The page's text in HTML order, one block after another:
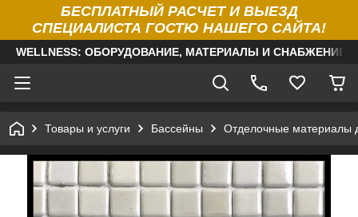
БЕСПЛАТНЫЙ РАСЧЕТ И ВЫЕЗД
СПЕЦИАЛИСТА ГОСТЮ НАШЕГО САЙТА!
WELLNESS: ОБОРУДОВАНИЕ, МАТЕРИАЛЫ И
Товары и услуги Бассейны Отделочные материалы